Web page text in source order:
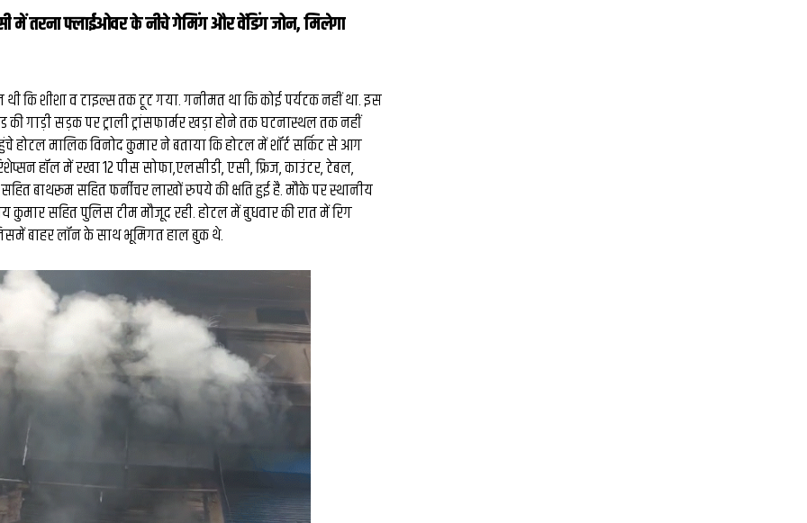
में तरना फ्लाईओवर के नीचे गेमिंग और वेंडिंग जोन, मिलेगा
कि शीशा व टाइल्स तक टूट गया. गनीमत था कि कोई पर्यटक नहीं था. इस
की गाड़ी सड़क पर ट्राली ट्रांसफार्मर खड़ा होने तक घटनास्थल तक नहीं
होटल मालिक विनोद कुमार ने बताया कि होटल में शॉर्ट सर्किट से आग
हॉल में रखा 12 पीस सोफा,एलसीडी, एसी, फ्रिज, काउंटर, टेबल,
बाथरूम सहित फर्नीचर लाखों रुपये की क्षति हुई है. मौके पर स्थानीय
कुमार सहित पुलिस टीम मौजूद रही. होटल में बुधवार की रात में रिग
बाहर लॉन के साथ भूमिगत हाल बुक थे.